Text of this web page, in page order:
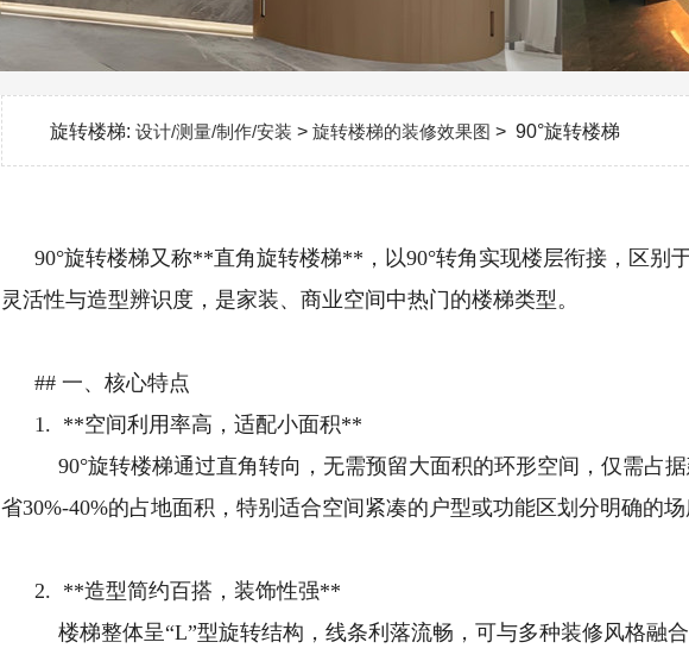
旋转楼梯: 设计/测量/制作/安装 > 旋转楼梯的装修效果图 > 90°旋转楼梯
90°旋转楼梯又称**直角旋转楼梯**，以90°转角实现楼层衔接，区别
灵活性与造型辨识度，是家装、商业空间中热门的楼梯类型。
## 一、核心特点
1. **空间利用率高，适配小面积**
90°旋转楼梯通过直角转向，无需预留大面积的环形空间，仅需占
省30%-40%的占地面积，特别适合空间紧凑的户型或功能区划分明确的场
2. **造型简约百搭，装饰性强**
楼梯整体呈“L”型旋转结构，线条利落流畅，可与多种装修风格融